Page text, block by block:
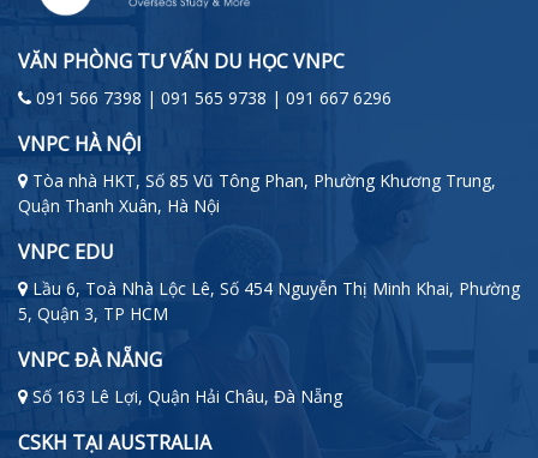
VĂN PHÒNG TƯ VẤN DU HỌC VNPC
091 566 7398 | 091 565 9738 | 091 667 6296
VNPC HÀ NỘI
Tòa nhà HKT, Số 85 Vũ Tông Phan, Phường Khương Trung,
Quận Thanh Xuân, Hà Nội
VNPC EDU
Lầu 6, Toà Nhà Lộc Lê, Số 454 Nguyễn Thị Minh Khai, Phường
5, Quận 3, TP HCM
VNPC ĐÀ NẴNG
Số 163 Lê Lợi, Quận Hải Châu, Đà Nẵng
CSKH TẠI AUSTRALIA